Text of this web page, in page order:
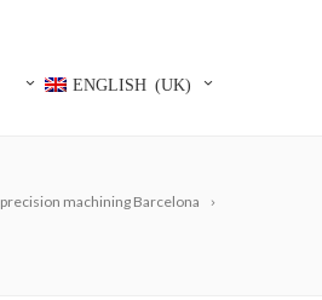
ENGLISH (UK)
precision machining Barcelona